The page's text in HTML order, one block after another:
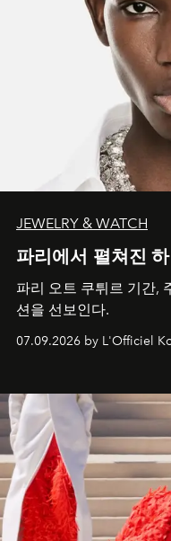
JEWELRY & WATCH
파리에서 펼쳐진
파리 오트 쿠튀르 기간,
션을 선보인다.
07.09.2026 by L'Officiel